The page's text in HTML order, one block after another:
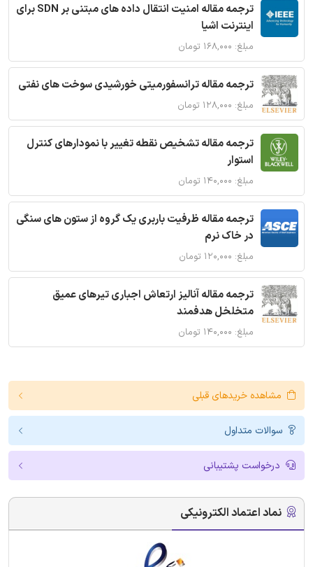
ترجمه مقاله امنیت انتقال داده های مبتنی بر SDN برای
اینترنت اشیا
مبلغ: ۱۶۸,۰۰۰ تومان
ترجمه مقاله ترانسفورمیتی خورشیدی سوخت های نفتی
مبلغ: ۱۲۸,۰۰۰ تومان
ترجمه مقاله تشخیص نقطه تغییر با نمودارهای کنترل
استوار
مبلغ: ۱۴۰,۰۰۰ تومان
ترجمه مقاله ظرفیت باربری یک گروه از ستون های سنگی
در خاک نرم
مبلغ: ۱۲۰,۰۰۰ تومان
ترجمه مقاله آنالیز ارتعاش اجباری تیرهای عمیق
متخلخل هدفمند
مبلغ: ۱۴۰,۰۰۰ تومان
مشاهده خریدهای قبلی
سوالات متداول
درخواست پشتیبانی
نماد اعتماد الکترونیکی